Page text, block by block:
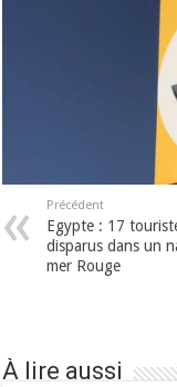
Précédent
Egypte : 17
disparus dans un
mer Rouge
À lire aussi